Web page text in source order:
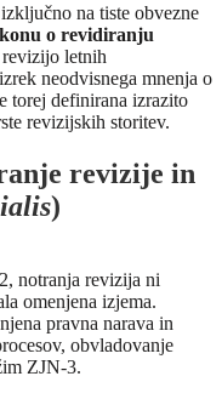
na tiste obvezne
o revidiranju
letnih
neodvisnega mnenja o
torej definirana izrazito
revizijskih storitev.
revizije in
)
notranja revizija ni
omenjena izjema.
pravna narava in
obvladovanje
ZJN-3.